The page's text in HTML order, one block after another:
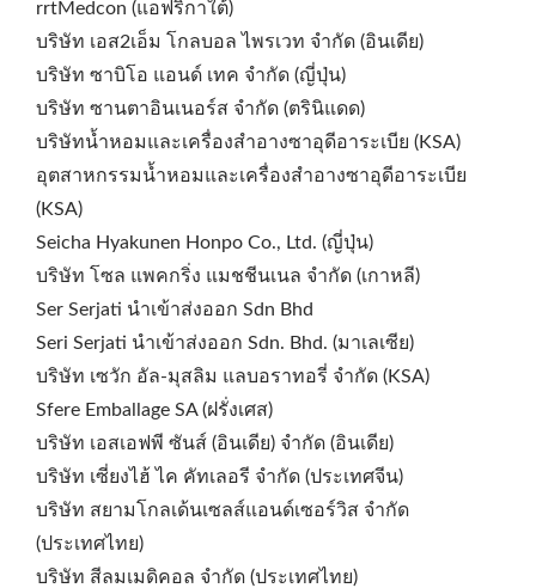
rrtMedcon (แอฟริกาใต้)
บริษัท เอส2เอ็ม โกลบอล ไพรเวท จำกัด (อินเดีย)
บริษัท ซาบิโอ แอนด์ เทค จำกัด (ญี่ปุ่น)
บริษัท ซานตาอินเนอร์ส จำกัด (ตรินิแดด)
บริษัทน้ำหอมและเครื่องสำอางซาอุดีอาระเบีย (KSA)
อุตสาหกรรมน้ำหอมและเครื่องสำอางซาอุดีอาระเบีย
(KSA)
Seicha Hyakunen Honpo Co., Ltd. (ญี่ปุ่น)
บริษัท โซล แพคกริ่ง แมชชีนเนล จำกัด (เกาหลี)
Ser Serjati นำเข้าส่งออก Sdn Bhd
Seri Serjati นำเข้าส่งออก Sdn. Bhd. (มาเลเซีย)
บริษัท เซวัก อัล-มุสลิม แลบอราทอรี่ จำกัด (KSA)
Sfere Emballage SA (ฝรั่งเศส)
บริษัท เอสเอฟพี ซันส์ (อินเดีย) จำกัด (อินเดีย)
บริษัท เซี่ยงไฮ้ ไค คัทเลอรี จำกัด (ประเทศจีน)
บริษัท สยามโกลเด้นเซลส์แอนด์เซอร์วิส จำกัด
(ประเทศไทย)
บริษัท สีลมเมดิคอล จำกัด (ประเทศไทย)